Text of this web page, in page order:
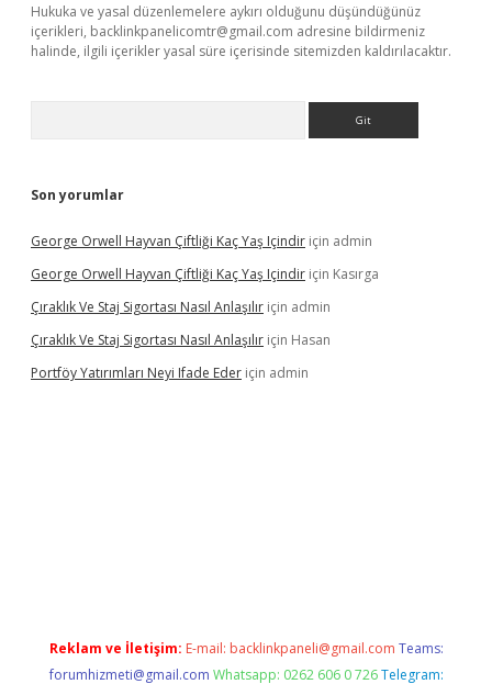
Hukuka ve yasal düzenlemelere aykırı olduğunu düşündüğünüz
içerikleri, backlinkpanelicomtr@gmail.com adresine bildirmeniz
halinde, ilgili içerikler yasal süre içerisinde sitemizden kaldırılacaktır.
Son yorumlar
George Orwell Hayvan Çiftliği Kaç Yaş Içindir için admin
George Orwell Hayvan Çiftliği Kaç Yaş Içindir için Kasırga
Çıraklık Ve Staj Sigortası Nasıl Anlaşılır için admin
Çıraklık Ve Staj Sigortası Nasıl Anlaşılır için Hasan
Portföy Yatırımları Neyi Ifade Eder için admin
Reklam ve İletişim: E-mail: backlinkpaneli@gmail.com Teams:
forumhizmeti@gmail.com Whatsapp: 0262 606 0 726 Telegram: